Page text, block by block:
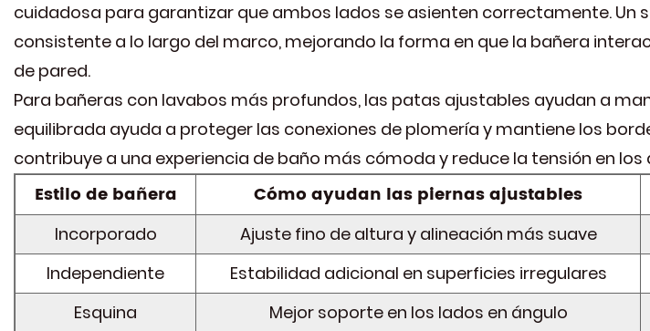
cuidadosa para garantizar que ambos lados se asienten correctamente.
consistente a lo largo del marco, mejorando la forma en que la bañera
de pared.
Para bañeras con lavabos más profundos, las patas ajustables ayudan a
equilibrada ayuda a proteger las conexiones de plomería y mantiene los
contribuye a una experiencia de baño más cómoda y reduce la tensión en
Estilo de bañera Cómo ayudan las piernas ajustables
Incorporado Ajuste fino de altura y alineación más suave
Independiente
Estabilidad adicional en superficies irregulares
Esquina
Mejor soporte en los lados en ángulo